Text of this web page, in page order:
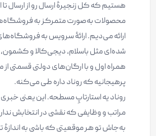
هستیم که کل زنجیرۀ ارسال رو از ارسال تا
محصولات به‌صورت متمرکز به
ارائه می‌دیم. ارائۀ سرویس به
شده‌ای مثل باسلام، دیجی‌کالا و
همراه اول و با ارگان‌های دولتی قسمتی از
پرهیجانیه که روناد داره طی می‌کنه.
روناد یه استارتاپِ مسطحه. این یعنی
مراتب و وظایفی که نقشی در انتخابش
به‌جاش تو هر موقعیتی که باشی به اندازۀ